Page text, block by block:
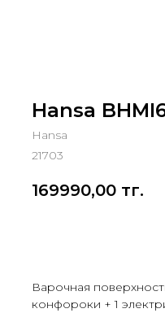
Hansa
Hansa
21703
169990,00 тг.
Варочная
конфороки + 1